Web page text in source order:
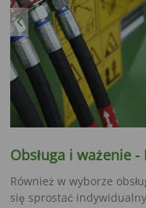
Previous
Obsługa i ważenie
Również w wyborze
się sprostać